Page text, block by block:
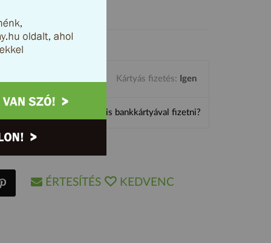
cipő
Kártyás fizetés: Igen
Miért jó online is bankkártyával fizetni?
ÉRTESÍTÉS KEDVENC